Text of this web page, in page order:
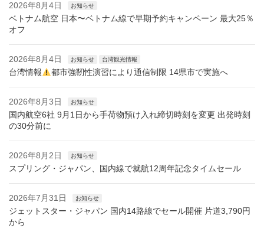
2026年8月4日 お知らせ
ベトナム航空 日本〜ベトナム線で早期予約キャンペーン 最大25％
オフ
2026年8月4日 お知らせ 台湾観光情報
台湾情報 都市強靭性演習により通信制限 14県市で実施へ
2026年8月3日 お知らせ
国内航空6社 9月1日から手荷物預け入れ締切時刻を変更 出発時刻
の30分前に
2026年8月2日 お知らせ
スプリング・ジャパン、国内線で就航12周年記念タイムセール
2026年7月31日 お知らせ
ジェットスター・ジャパン 国内14路線でセール開催 片道3,790円
から